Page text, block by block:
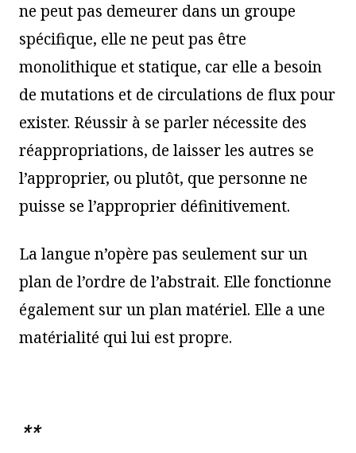
ne peut pas demeurer dans un groupe
spécifique, elle ne peut pas être
monolithique et statique, car elle a besoin
de mutations et de circulations de flux pour
exister. Réussir à se parler nécessite des
réappropriations, de laisser les autres se
l’approprier, ou plutôt, que personne ne
puisse se l’approprier définitivement.
La langue n’opère pas seulement sur un
plan de l’ordre de l’abstrait. Elle fonctionne
également sur un plan matériel. Elle a une
matérialité qui lui est propre.
**